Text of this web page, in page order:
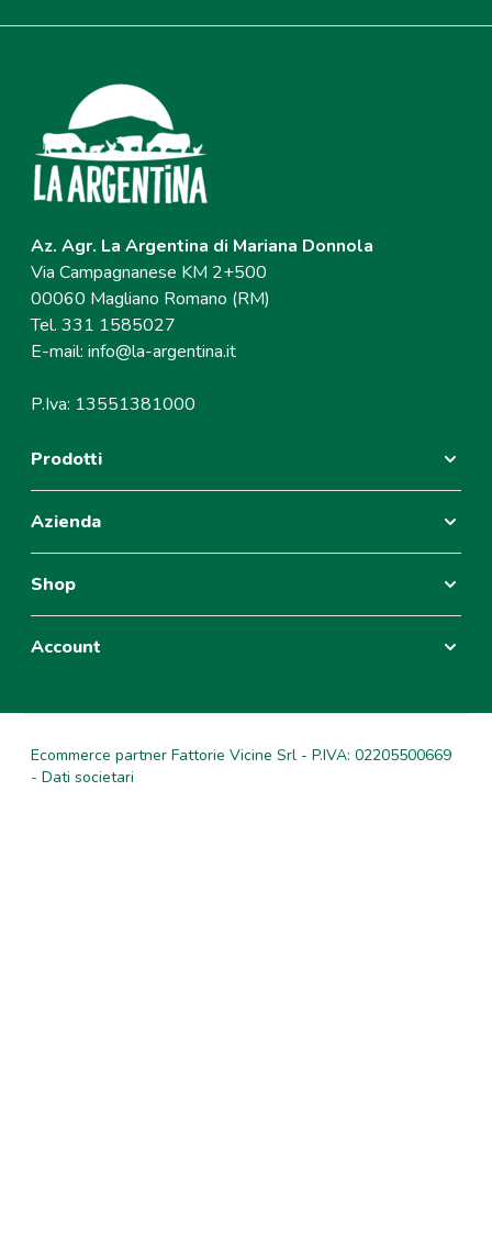
Az. Agr. La Argentina di Mariana Donnola
Via Campagnanese KM 2+500
00060 Magliano Romano (RM)
Tel. 331 1585027
E-mail:info@la-argentina.it
P.Iva: 13551381000
Prodotti
Azienda
Shop
Account
Ecommerce partner Fattorie Vicine Srl - P.IVA: 02205500669
- Dati societari